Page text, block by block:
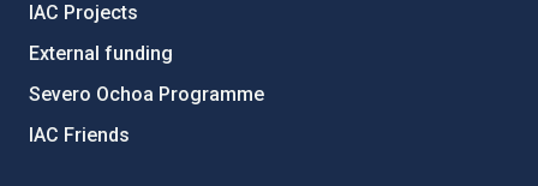
IAC Projects
External funding
Severo Ochoa Programme
IAC Friends